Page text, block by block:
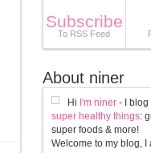
Subscribe
To RSS Feed
About niner
Hi I'm niner- I blog
super healthy things:
super foods & more!
Welcome to my blog,